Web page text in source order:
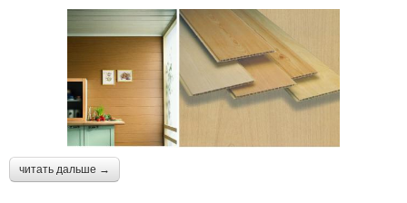
читать дальше →